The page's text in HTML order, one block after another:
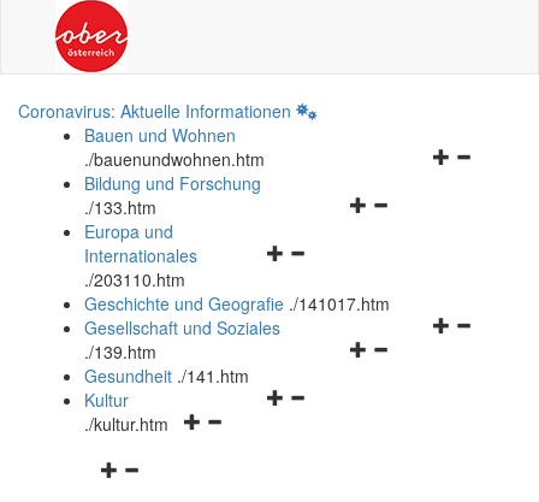
Coronavirus: Aktuelle Informationen
Bauen und Wohnen
./bauenundwohnen.htm
Navigationsmenü
Bildung und Forschung
./133.htm
Navigationsmenü
und
schließen
Europa und
Internationales
./203110.htm
Geschichte und Geografie ./141017.htm
Navigationsmenü
Gesellschaft und Soziales
./139.htm
Navigationsmenü
Gesundheit ./141.htm
Navigationsmenü
Kultur
./kultur.htm
Navigationsmenü